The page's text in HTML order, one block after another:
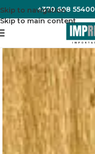
Skip to navigation
Skip to main content
+370 698 55400
Pradžia Grindų priedai